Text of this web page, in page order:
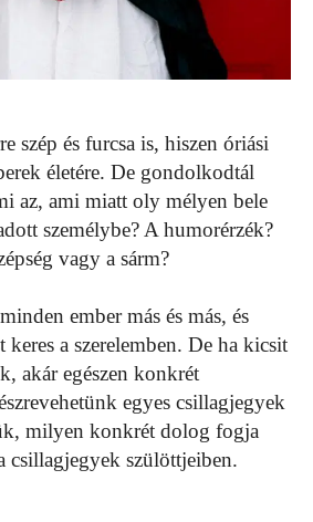
szép és furcsa is, hiszen óriási
életére. De gondolkodtál
az, ami miatt oly mélyen bele
személybe? A humorérzék?
vagy a sárm?
ember más és más, és
keres a szerelemben. De ha kicsit
akár egészen konkrét
egyes csillagjegyek
milyen konkrét dolog fogja
csillagjegyek szülöttjeiben.